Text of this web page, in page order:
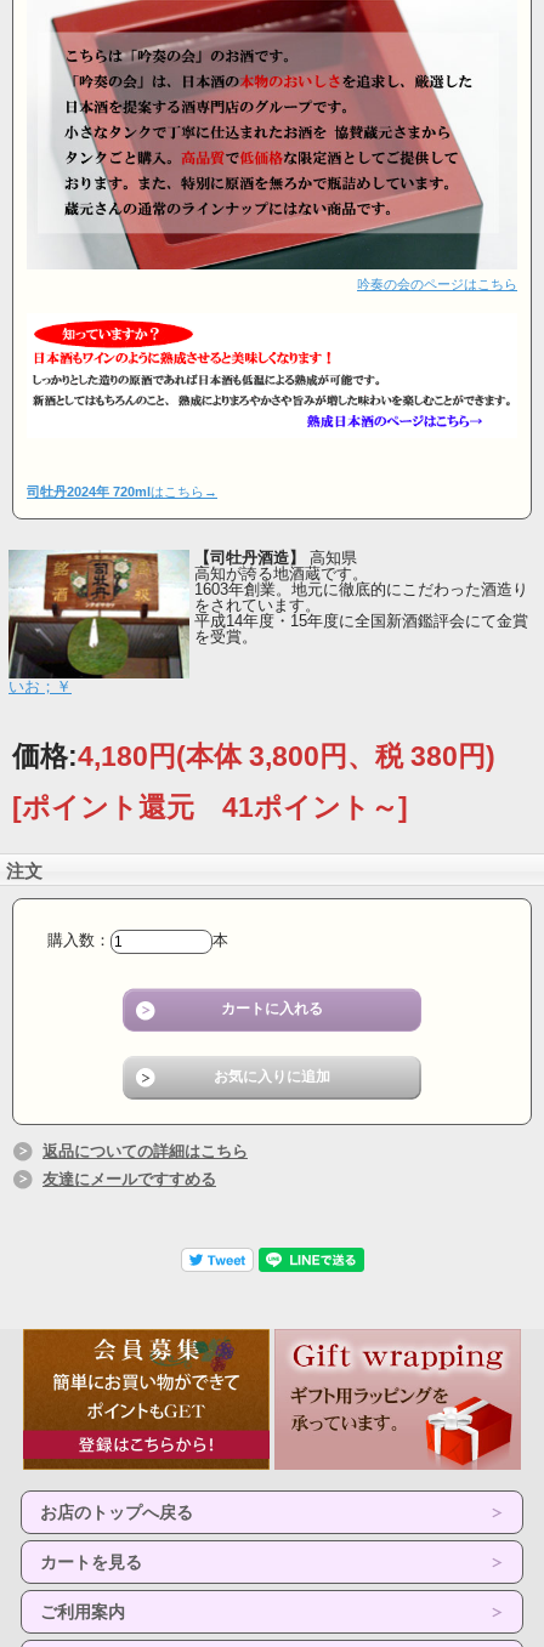
吟奏の会のページはこちら
司牡丹2024年 720mlはこちら→
いお；￥
【司牡丹酒造】
高知県
高知が誇る地酒蔵です。
1603年創業。地元に徹底的にこだわった酒造り
をされています。
平成14年度・15年度に全国新酒鑑評会にて金賞
を受賞。
価格:4,180円(本体 3,800円、税 380円)
[ポイント還元 41ポイント～]
注文
購入数： 本
返品についての詳細はこちら
友達にメールですすめる
お店のトップへ戻る
カートを見る
ご利用案内